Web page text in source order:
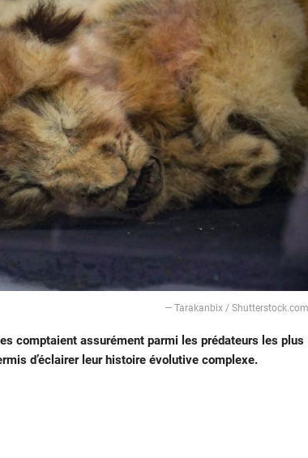
— Tarakanbix / Shutterstock.com
comptaient assurément parmi les prédateurs les plus
d’éclairer leur histoire évolutive complexe.